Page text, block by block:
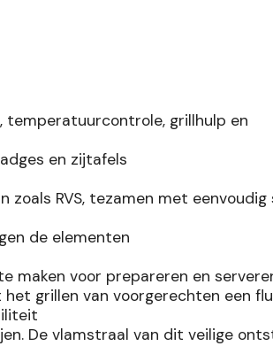
temperatuurcontrole, grillhulp en
en zijtafels
zoals RVS, tezamen met
de elementen
maken voor prepareren en
het grillen van voorgerechten een
De vlamstraal van dit veilige